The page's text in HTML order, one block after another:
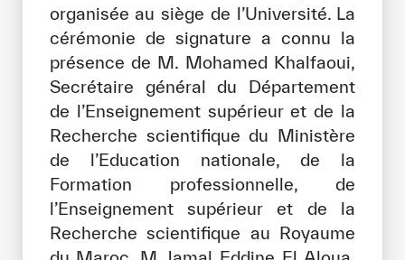
©Copyright ICESCO. Tous droits réservés.
Conditions d’utilisation
Politique de confidentialité
Politique et procédure concernant l’IA
PPSSI
Droit d’auteur
Clause de non-responsabilité
organisée au siège de l’Université. La
cérémonie de signature a connu la
présence de M. Mohamed Khalfaoui,
Secrétaire général du Département
de l’Enseignement supérieur et de la
Recherche scientifique du Ministère
de l’Education nationale, de la
Formation professionnelle, de
l’Enseignement supérieur et de la
Recherche scientifique au Royaume